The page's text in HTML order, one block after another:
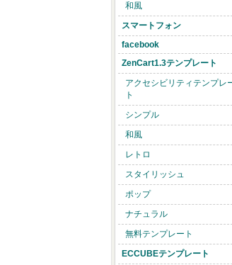
和風
スマートフォン
facebook
ZenCart1.3テンプレート
アクセシビリティテンプレ
ト
シンプル
和風
レトロ
スタイリッシュ
ポップ
ナチュラル
無料テンプレート
ECCUBEテンプレート